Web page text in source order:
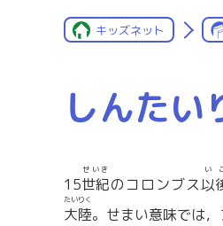
キッズネット
しんたい
15世紀
せいき
のコロンブス以
い
大陸
たいりく
。せまい意味では，